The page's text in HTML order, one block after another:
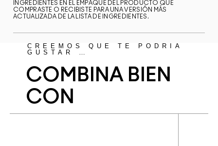
INGREDIENTES EN EL EMPAQUE DEL PRODUCTO QUE
COMPRASTE O RECIBISTE PARA UNA VERSIÓN MÁS
ACTUALIZADA DE LA LISTA DE INGREDIENTES.
CREEMOS QUE TE PODRÍA
GUSTAR …
COMBINA BIEN
CON